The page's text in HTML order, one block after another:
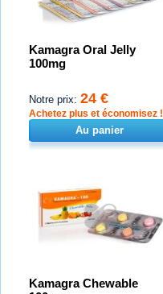
Kamagra Oral Jelly
100mg
Notre prix: 24 €
Achetez plus et économisez !
Au panier
Kamagra Chewable